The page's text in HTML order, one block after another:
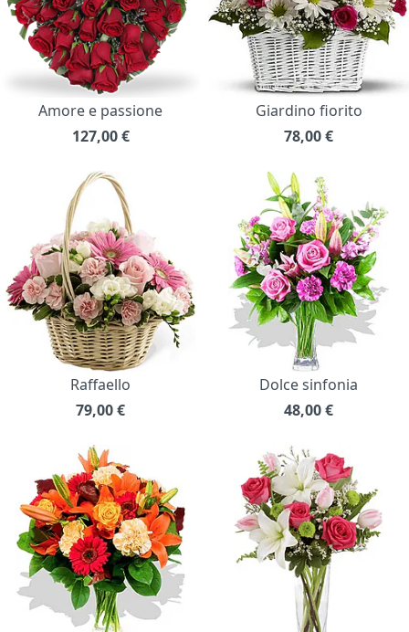
Amore e passione
127,00 €
Giardino fiorito
78,00€
Raffaello
79,00€
Dolce sinfonia
48,00€